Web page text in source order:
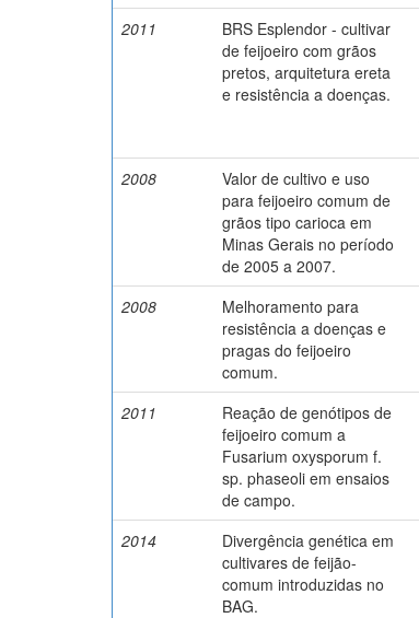
2011
BRS Esplendor - cultivar
de feijoeiro com grãos
pretos, arquitetura ereta
e resistência a doenças.
2008
Valor de cultivo e uso
para feijoeiro comum de
grãos tipo carioca em
Minas Gerais no período
de 2005 a 2007.
2008
Melhoramento para
resistência a doenças e
pragas do feijoeiro
comum.
2011
Reação de genótipos de
feijoeiro comum a
Fusarium oxysporum f.
sp. phaseoli em ensaios
de campo.
2014
Divergência genética em
cultivares de feijão-
comum introduzidas no
BAG.